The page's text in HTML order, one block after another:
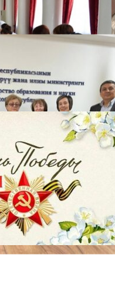
ӨЗҮҢДҮН
20.07.2026
ЖОЖДОРГО КАБЫЛ
20.07.2026
Медиа
СУЗАКТА 750
ПАЙДАЛАНУУГА
07.08.2025
Улуу Жеңиштин
29.04.2025
Награды в
29.04.2025